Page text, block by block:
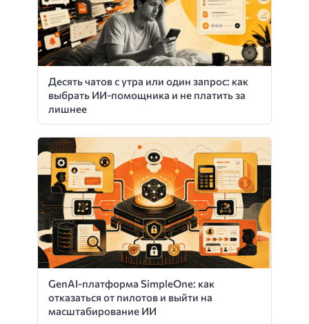
Десять чатов с утра или один запрос: как
выбрать ИИ-помощника и не платить за
лишнее
GenAI-платформа SimpleOne: как
отказаться от пилотов и выйти на
масштабирование ИИ